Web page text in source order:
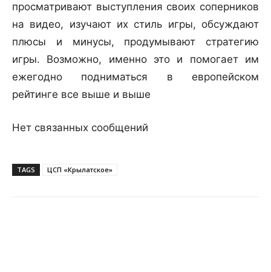
просматривают выступления своих соперников
на видео, изучают их стиль игры, обсуждают
плюсы и минусы, продумывают стратегию
игры. Возможно, именно это и помогает им
ежегодно подниматься в европейском
рейтинге все выше и выше
Нет связанных сообщений
TAGS ЦСП «Крылатское»